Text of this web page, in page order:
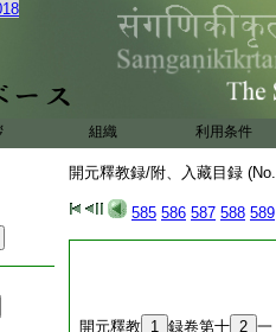
組織 利用条件
開元釋教録/附、入藏目録 (No.
585 586 587 588 589
開元釋教 1 録卷第十 2 一